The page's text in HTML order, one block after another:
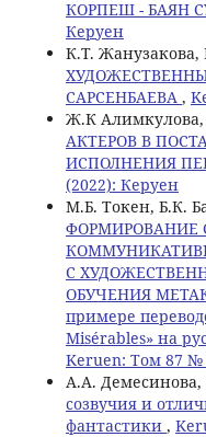
КОРПЕШ - БАЯН
Керуен
К.Т.
САРСЕНБАЕВА ,
Ж.К Алимкулова,
АКТЕРОВ В
ИСПОЛНЕНИЯ
(2022): Керуен
M.Б. Токен, Б.К.
ФОРМИРОВАНИЕ
С
ОБУЧЕНИЯ
примере
Misérables» на
Keruen: Том 87 №
А.А.
созвучия и
фантастики ,